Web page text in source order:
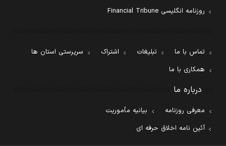
روزنامه انگلیسی Financial Tribune
تماس با ما تبلیغات اشتراک
سرپرستی استان ها
همکاری با ما
درباره ما
معرفی روزنامه
بیانیه مأموریت
آئین نامه اخلاق حرفه ای